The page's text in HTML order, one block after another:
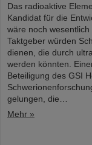
Das radioaktive
Kandidat für die
wäre noch
Taktgeber würden
dienen, die durch
werden könnten.
Beteiligung des GSI
gelungen, die…
Mehr »